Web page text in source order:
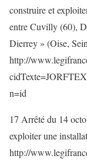
construire et
entre Cuvilly (60),
Dierrey » (Oise,
http://
n=id
17 Arrêté du 14
exploiter une
http://